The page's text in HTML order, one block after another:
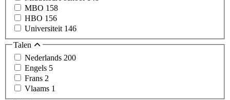
MBO 158
HBO 156
Universiteit 146
Talen
Nederlands 200
Engels 5
Frans 2
Vlaams 1